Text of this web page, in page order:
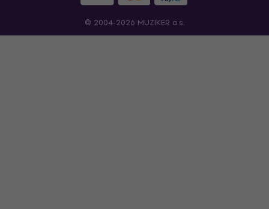
© 2004-2026 MUZIKER a.s.